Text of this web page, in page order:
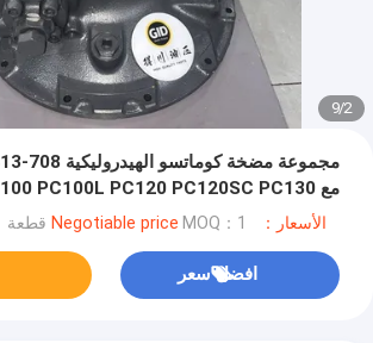
2
/
9
المتنقل والإعادة BZ120 Tokugawa ضغط النفط GID
الأسعار：Negotiable price MOQ：1 قطعة
افضل سعر